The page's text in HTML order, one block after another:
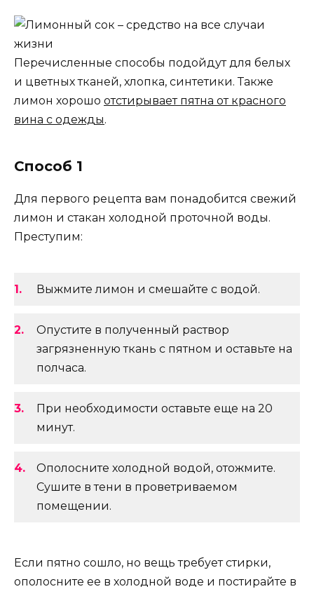
Перечисленные способы подойдут для белых
и цветных тканей, хлопка, синтетики. Также
лимон хорошо отстирывает пятна от красного
вина с одежды.
Способ 1
Для первого рецепта вам понадобится свежий
лимон и стакан холодной проточной воды.
Преступим:
Выжмите лимон и смешайте с водой.
Опустите в полученный раствор
загрязненную ткань с пятном и оставьте на
полчаса.
При необходимости оставьте еще на 20
минут.
Ополосните холодной водой, отожмите.
Сушите в тени в проветриваемом
помещении.
Если пятно сошло, но вещь требует стирки,
ополосните ее в холодной воде и постирайте в